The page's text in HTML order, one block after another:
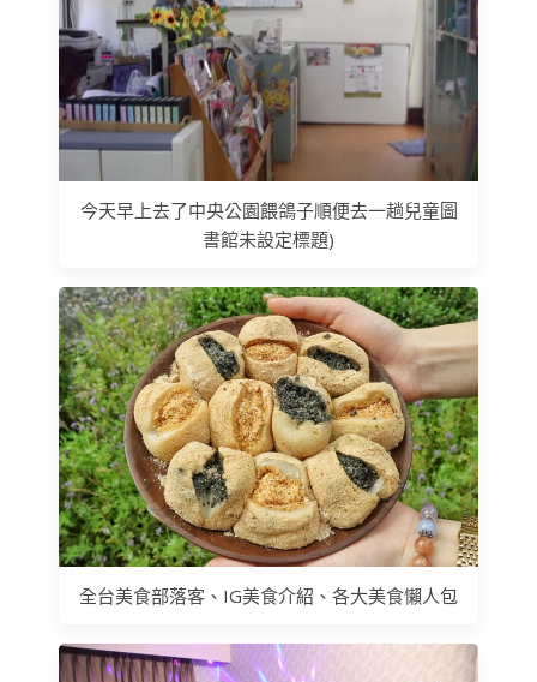
今天早上去了中央公園餵鴿子順便去一趟兒童圖
書館未設定標題)
全台美食部落客、IG美食介紹、各大美食懶人包